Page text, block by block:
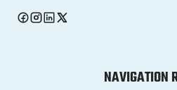
NAVIGATION